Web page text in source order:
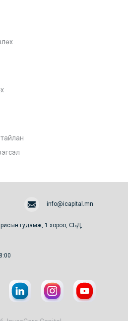
info@icapital.mn
гудамж, 1 хороо, СБД,